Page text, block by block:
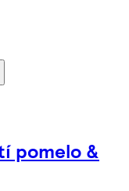
pomelo &